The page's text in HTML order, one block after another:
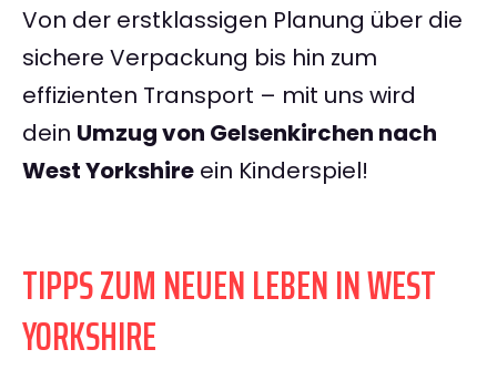
Von der erstklassigen Planung über die
sichere Verpackung bis hin zum
effizienten Transport – mit uns wird
dein Umzug von Gelsenkirchen nach
West Yorkshire ein Kinderspiel!
TIPPS ZUM NEUEN LEBEN IN WEST
YORKSHIRE